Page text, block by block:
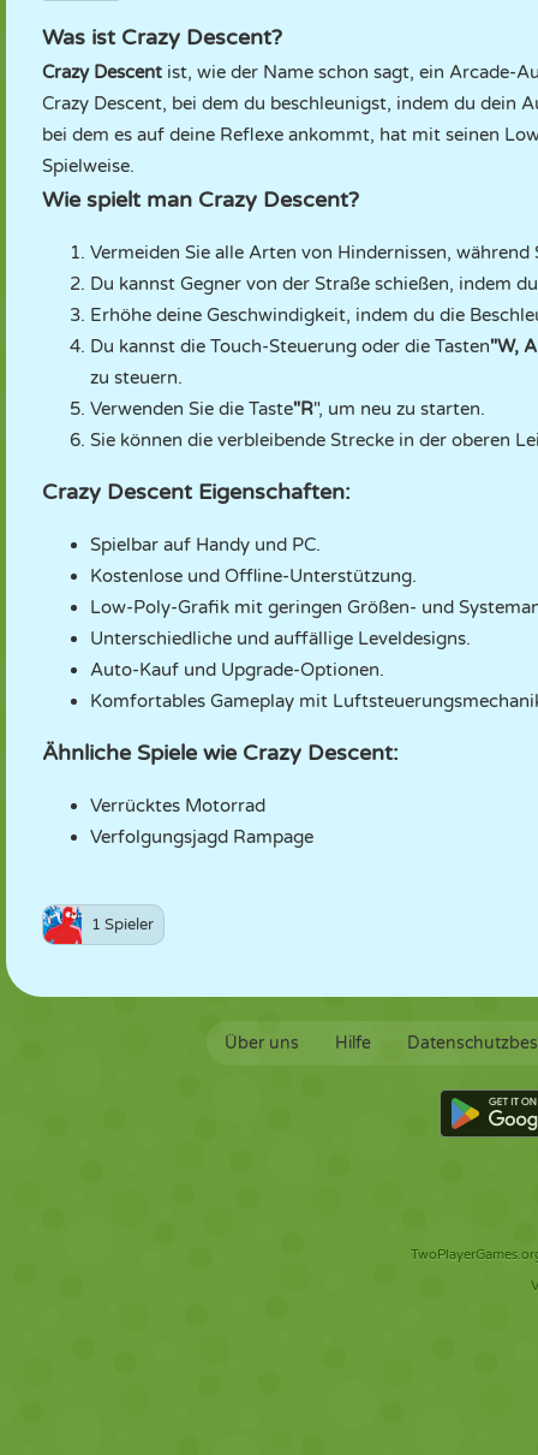
Was ist Crazy Descent?
Crazy Descent ist, wie der Name schon sagt, ein Arcade-
Crazy Descent, bei dem du beschleunigst, indem du dein
bei dem es auf deine Reflexe ankommt, hat mit seinen
Spielweise.
Wie spielt man Crazy Descent?
Vermeiden Sie alle Arten von Hindernissen,
Du kannst Gegner von der Straße schießen, indem
Erhöhe deine Geschwindigkeit, indem du die
Du kannst die Touch-Steuerung oder die Tasten"W,
zu steuern.
Verwenden Sie die Taste"R", um neu zu starten.
Sie können die verbleibende Strecke in der oberen
Crazy Descent Eigenschaften:
Spielbar auf Handy und PC.
Kostenlose und Offline-Unterstützung.
Low-Poly-Grafik mit geringen Größen- und
Unterschiedliche und auffällige Leveldesigns.
Auto-Kauf und Upgrade-Optionen.
Komfortables Gameplay mit
Ähnliche Spiele wie Crazy Descent:
Verrücktes Motorrad
Verfolgungsjagd Rampage
1 Spieler
Über uns Hilfe